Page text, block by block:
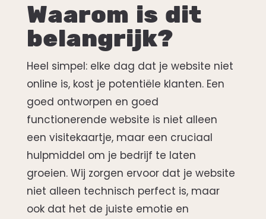
Waarom is dit
belangrijk?
Heel simpel: elke dag dat je website niet
online is, kost je potentiële klanten. Een
goed ontworpen en goed
functionerende website is niet alleen
een visitekaartje, maar een cruciaal
hulpmiddel om je bedrijf te laten
groeien. Wij zorgen ervoor dat je website
niet alleen technisch perfect is, maar
ook dat het de juiste emotie en